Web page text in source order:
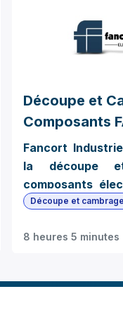
Découpe et
Composants
Fancort
la découpe
composants
solutions de
Découpe et
8 heures 5 minutes